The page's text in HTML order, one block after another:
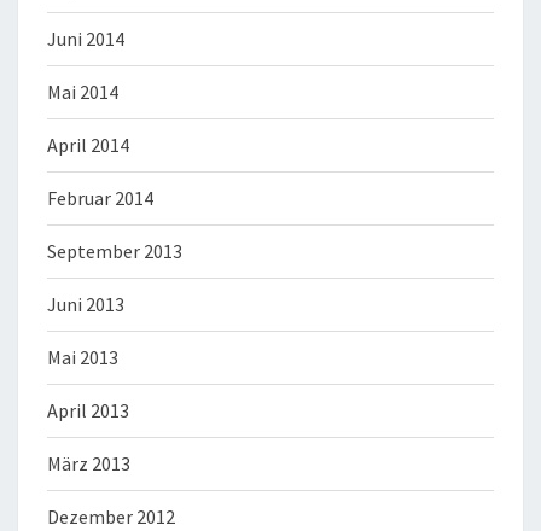
Juni 2014
Mai 2014
April 2014
Februar 2014
September 2013
Juni 2013
Mai 2013
April 2013
März 2013
Dezember 2012